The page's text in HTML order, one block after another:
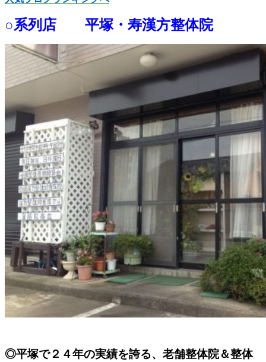
○系列店 平塚・寿漢方整体院
◎平塚で２４年の実績を誇る、老舗整体院＆整体